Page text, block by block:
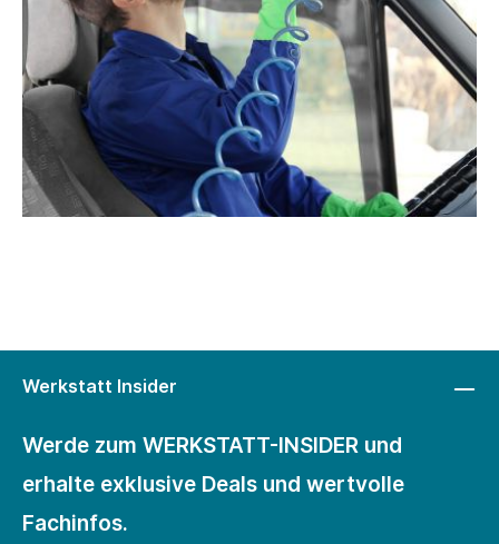
Werkstatt Insider
Werde zum WERKSTATT-INSIDER und
erhalte exklusive Deals und wertvolle
Fachinfos.